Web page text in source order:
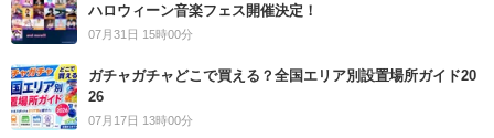
ハロウィーン音楽フェス開催決定！
07月31日 15時00分
ガチャガチャどこで買える？全国エリア別設置場所ガイド20
26
07月17日 13時00分